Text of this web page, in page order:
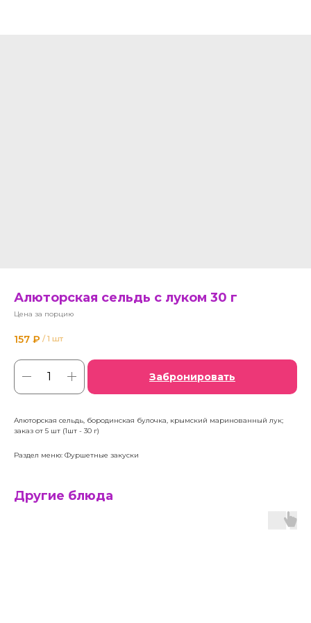
Алюторская сельдь с луком 30 г
Цена за порцию
157 ₽ / 1 шт
Забронировать
Алюторская сельдь, бородинская булочка, крымский маринованный лук;
заказ от 5 шт (1шт - 30 г)
Раздел меню: Фуршетные закуски
Другие блюда